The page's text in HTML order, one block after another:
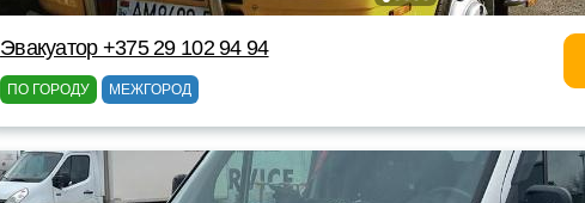
Эвакуатор +375 29 102 94 94
ПО ГОРОДУ МЕЖГОРОД